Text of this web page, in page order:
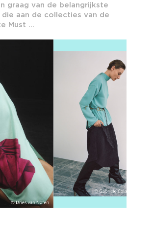
graag van de belangrijkste
aan de collecties van de
Must ...